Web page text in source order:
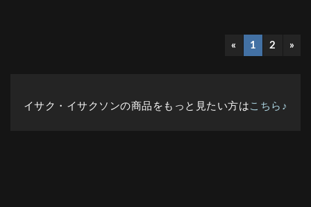
« 1 2 »
イサク・イサクソンの商品をもっと見たい方は こちら♪